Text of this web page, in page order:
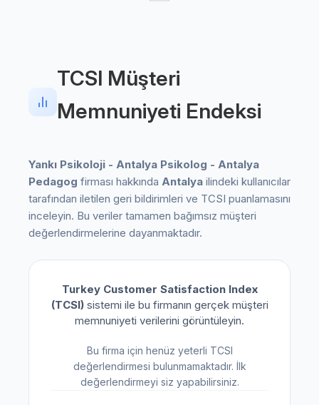
TCSI Müşteri
Memnuniyeti Endeksi
Yankı Psikoloji - Antalya Psikolog - Antalya
Pedagog firması hakkında Antalya ilindeki kullanıcılar
tarafından iletilen geri bildirimleri ve TCSI puanlamasını
inceleyin. Bu veriler tamamen bağımsız müşteri
değerlendirmelerine dayanmaktadır.
Turkey Customer Satisfaction Index
(TCSI)sistemi ile bu firmanın gerçek müşteri
memnuniyeti verilerini görüntüleyin.
Bu firma için henüz yeterli TCSI
değerlendirmesi bulunmamaktadır. İlk
değerlendirmeyi siz yapabilirsiniz.